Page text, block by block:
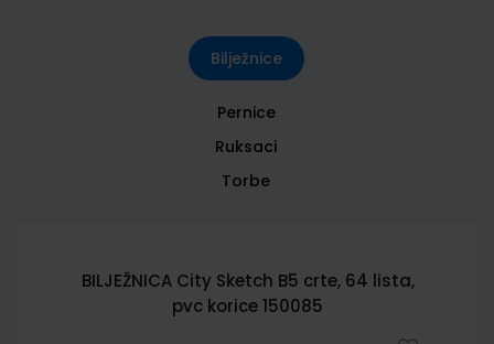
Bilježnice
Pernice
Ruksaci
Torbe
BILJEŽNICA City Sketch B5 crte, 64 lista,
pvc korice 150085